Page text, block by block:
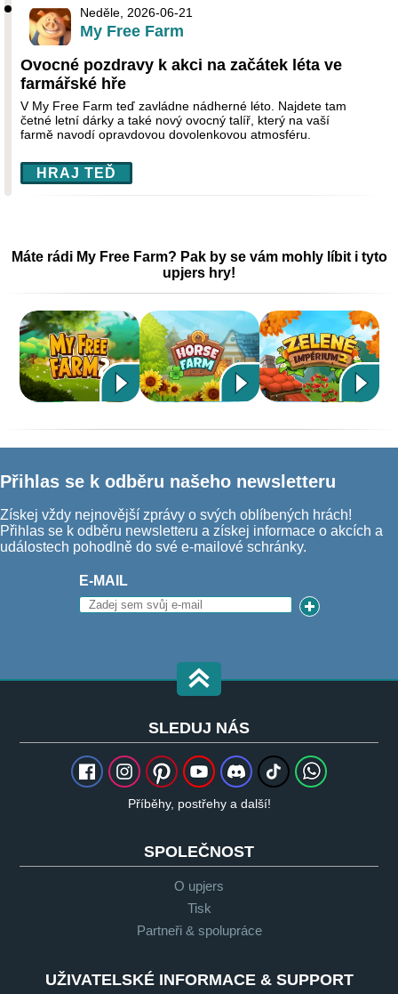
Neděle, 2026-06-21
My Free Farm
Ovocné pozdravy k akci na začátek léta ve
farmářské hře
V My Free Farm teď zavládne nádherné léto. Najdete tam
četné letní dárky a také nový ovocný talíř, který na vaší
farmě navodí opravdovou dovolenkovou atmosféru.
HRAJ TEĎ
Máte rádi My Free Farm? Pak by se vám mohly líbit i tyto
upjers hry!
Přihlas se k odběru našeho newsletteru
Získej vždy nejnovější zprávy o svých oblíbených hrách!
Přihlas se k odběru newsletteru a získej informace o akcích a
událostech pohodlně do své e-mailové schránky.
E-MAIL
SLEDUJ NÁS
Příběhy, postřehy a další!
SPOLEČNOST
O upjers
Tisk
Partneři & spolupráce
UŽIVATELSKÉ INFORMACE & SUPPORT